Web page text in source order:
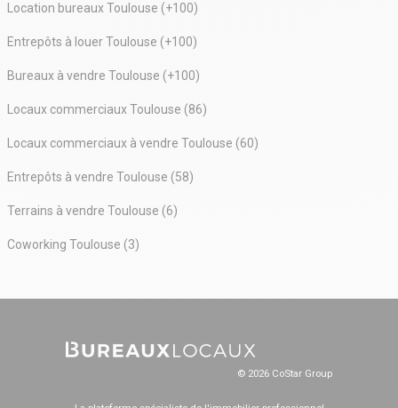
commerciaux, autorisations d'urbanisme, études de
connaissons parfaitement le marché immobilier de la
vous offrir des conseils adaptés et des solutions
Location bureaux Toulouse (+100)
Entrepôts à louer Toulouse (+100)
Bureaux à vendre Toulouse (+100)
Locaux commerciaux Toulouse (86)
Locaux commerciaux à vendre Toulouse (60)
Entrepôts à vendre Toulouse (58)
Terrains à vendre Toulouse (6)
Coworking Toulouse (3)
© 2026 CoStar Group